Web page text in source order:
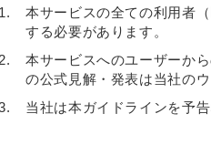
1.
本サービスの全ての利用者
する必要があります。
2.
本サービスへのユーザーか
の公式見解・発表は当社の
当社は本ガイドラインを予